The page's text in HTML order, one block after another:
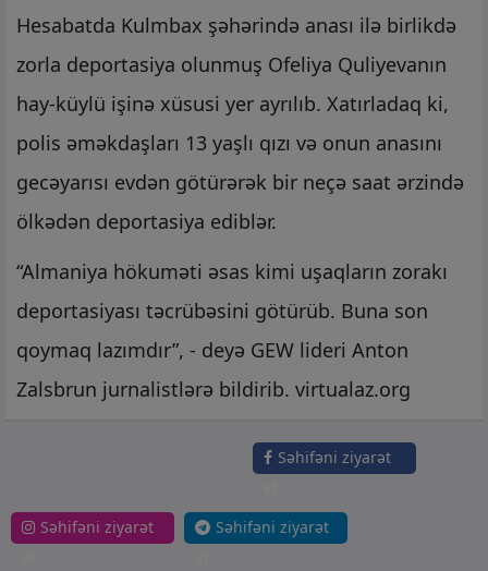
Hesabatda Kulmbax şəhərində anası ilə birlikdə
zorla deportasiya olunmuş Ofeliya Quliyevanın
hay-küylü işinə xüsusi yer ayrılıb. Xatırladaq ki,
polis əməkdaşları 13 yaşlı qızı və onun anasını
gecəyarısı evdən götürərək bir neçə saat ərzində
ölkədən deportasiya ediblər.
“Almaniya hökuməti əsas kimi uşaqların zorakı
deportasiyası təcrübəsini götürüb. Buna son
qoymaq lazımdır”, - deyə GEW lideri Anton
Zalsbrun jurnalistlərə bildirib. virtualaz.org
Səhifəni ziyarət
Səhifəni ziyarət
Səhifəni ziyarət